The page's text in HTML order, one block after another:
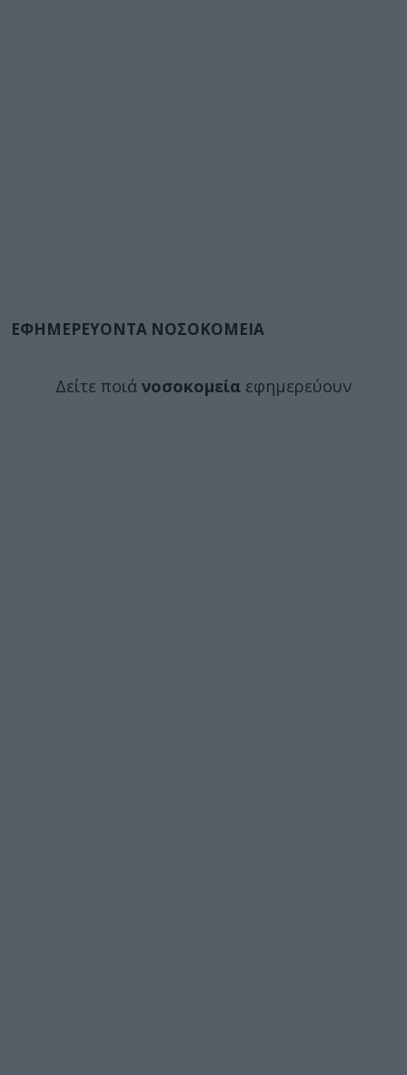
ΕΦΗΜΕΡΕΥΟΝΤΑ ΝΟΣΟΚΟΜΕΙΑ
Δείτε ποιά νοσοκομεία εφημερεύουν